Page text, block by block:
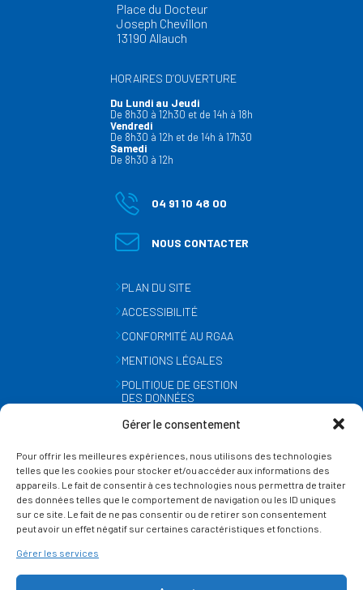
Gérer le consentement
Pour offrir les meilleures expériences, nous utilisons des technologies
telles que les cookies pour stocker et/ou accéder aux informations des
appareils. Le fait de consentir à ces technologies nous permettra de traiter
des données telles que le comportement de navigation ou les ID uniques
sur ce site. Le fait de ne pas consentir ou de retirer son consentement
peut avoir un effet négatif sur certaines caractéristiques et fonctions.
Gérer les services
Place du Docteur
Joseph Chevillon
13190 Allauch
HORAIRES D’OUVERTURE
Du Lundi au Jeudi
De 8h30 à 12h30 et de 14h à 18h
Vendredi
De 8h30 à 12h et de 14h à 17h30
Samedi
De 8h30 à 12h
04 91 10 48 00
NOUS CONTACTER
PLAN DU SITE
ACCESSIBILITÉ
CONFORMITÉ AU RGAA
MENTIONS LÉGALES
POLITIQUE DE GESTION
DES DONNÉES
GESTION DES COOKIES
SUIVEZ-NOUS
SUR LES RÉSEAUX